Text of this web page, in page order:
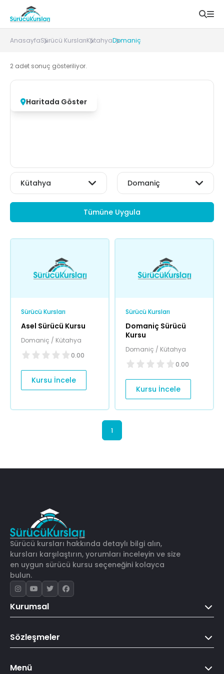
AnasayfaSürücü KurslarıKütahyaDomaniç
2 adet sonuç gösteriliyor.
Haritada Göster
Tümüne Uygula
Sürücü Kursları
Asel Sürücü Kursu
Domaniç / Kütahya
0.00
Kursu İncele
Sürücü Kursları
Domaniç Sürücü
Kursu
Domaniç / Kütahya
0.00
Kursu İncele
1
Sürücü kursları hakkında detaylı bilgi alın,
kursları karşılaştırın, yorumları inceleyin ve size
en uygun sürücü kursu seçeneğini kolayca
bulun.
Kurumsal
Sözleşmeler
Menü